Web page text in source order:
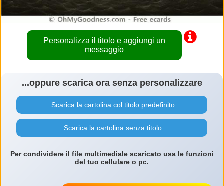
Personalizza il titolo e aggiungi un
messaggio
...oppure scarica ora senza personalizzare
Scarica la cartolina col titolo predefinito
Scarica la cartolina senza titolo
Per condividere il file multimediale scaricato usa le funzioni
del tuo cellulare o pc.